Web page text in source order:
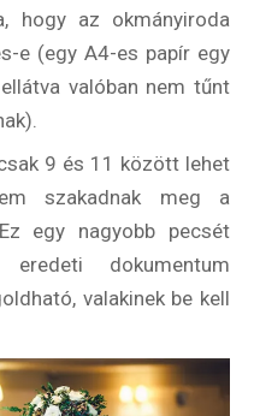
hogy az okmányiroda
e (egy A4-es papír egy
valóban nem tűnt
9 és 11 között lehet
szakadnak meg a
egy nagyobb pecsét
dokumentum
valakinek be kell